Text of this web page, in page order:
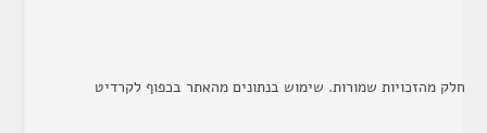
חלק מהזכויות שמורות. שימוש בנתונים מהאתר בכפוף לקרדיט